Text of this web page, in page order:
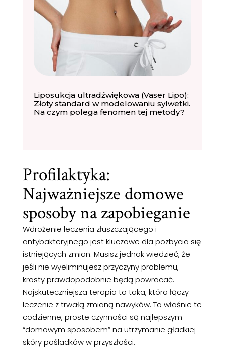
Liposukcja ultradźwiękowa (Vaser Lipo):
Złoty standard w modelowaniu sylwetki.
Na czym polega fenomen tej metody?
Profilaktyka:
Najważniejsze domowe
sposoby na zapobieganie
Wdrożenie leczenia złuszczającego i
antybakteryjnego jest kluczowe dla pozbycia się
istniejących zmian. Musisz jednak wiedzieć, że
jeśli nie wyeliminujesz przyczyny problemu,
krosty prawdopodobnie będą powracać.
Najskuteczniejsza terapia to taka, która łączy
leczenie z trwałą zmianą nawyków. To właśnie te
codzienne, proste czynności są najlepszym
“domowym sposobem” na utrzymanie gładkiej
skóry pośladków w przyszłości.